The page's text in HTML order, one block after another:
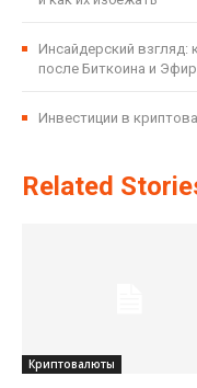
Инсайдерский взгляд:
после Биткоина и
Инвестиции в
Related
Криптовалюты